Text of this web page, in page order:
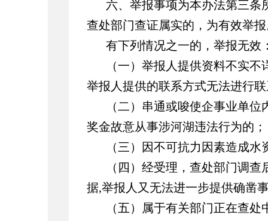
六、举报事项为本办法第三条
查处部门查证属实的，为有效举
有下列情况之一的，举报无效
（一）举报人提供资料不实
举报人提供的联系方式无法进行
（二）串通或唆使企事业单
奖金故意从事涉河湖违法行为的；
（三）因不可抗力因素造成水
（四）经受理，查处部门调
据,举报人又无法进一步提供确凿
（五）属于有关部门正在查